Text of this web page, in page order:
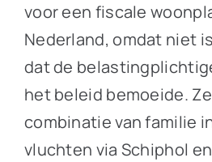
voor een fiscale
Nederland, omdat niet
dat de
het beleid bemoeide.
combinatie van familie
vluchten via Schiphol